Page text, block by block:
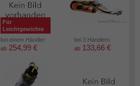
Für
Leichtgewichte
bei einem Händler
ab 254,99 €
bei 3 Händlern
ab 133,66 €